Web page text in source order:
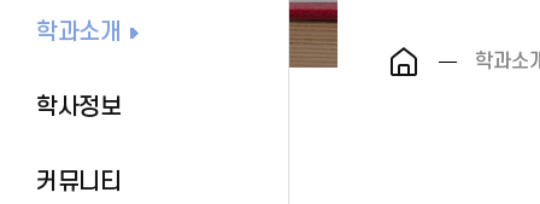
학과소개
학사정보
커뮤니티
학과소